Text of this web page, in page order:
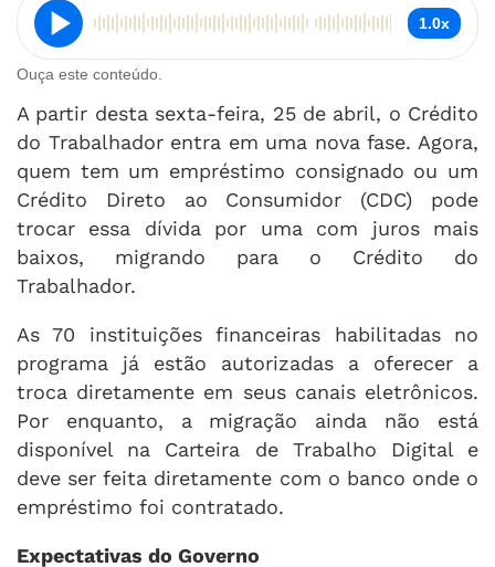
1.0x
Ouça este conteúdo.
A partir desta sexta-feira, 25 de abril, o Crédito
do Trabalhador entra em uma nova fase. Agora,
quem tem um empréstimo consignado ou um
Crédito Direto ao Consumidor (CDC) pode
trocar essa dívida por uma com juros mais
baixos, migrando para o Crédito do
Trabalhador.
As 70 instituições financeiras habilitadas no
programa já estão autorizadas a oferecer a
troca diretamente em seus canais eletrônicos.
Por enquanto, a migração ainda não está
disponível na Carteira de Trabalho Digital e
deve ser feita diretamente com o banco onde o
empréstimo foi contratado.
Expectativas do Governo